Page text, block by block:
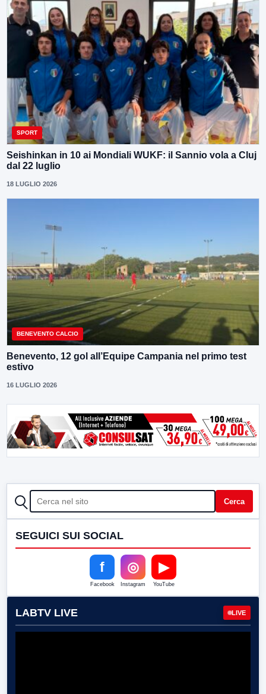
SPORT
Seishinkan in 10 ai Mondiali WUKF: il Sannio vola a Cluj
dal 22 luglio
18 LUGLIO 2026
BENEVENTO CALCIO
Benevento, 12 gol all’Equipe Campania nel primo test
estivo
16 LUGLIO 2026
CERCA Cerca
SEGUICI SUI SOCIAL
f
Facebook
◎
Instagram
▶
YouTube
LABTV LIVE LIVE